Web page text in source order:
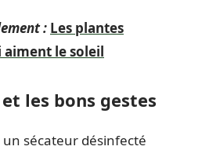
: Les plantes
le soleil
les bons gestes
sécateur désinfecté